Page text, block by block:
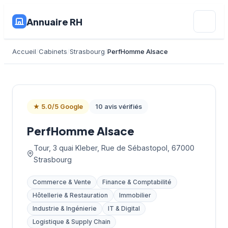
Annuaire RH
Accueil Cabinets Strasbourg PerfHomme Alsace
★ 5.0/5 Google 10 avis vérifiés
PerfHomme Alsace
Tour, 3 quai Kleber, Rue de Sébastopol, 67000
Strasbourg
Commerce & Vente
Finance & Comptabilité
Hôtellerie & Restauration
Immobilier
Industrie & Ingénierie
IT & Digital
Logistique & Supply Chain